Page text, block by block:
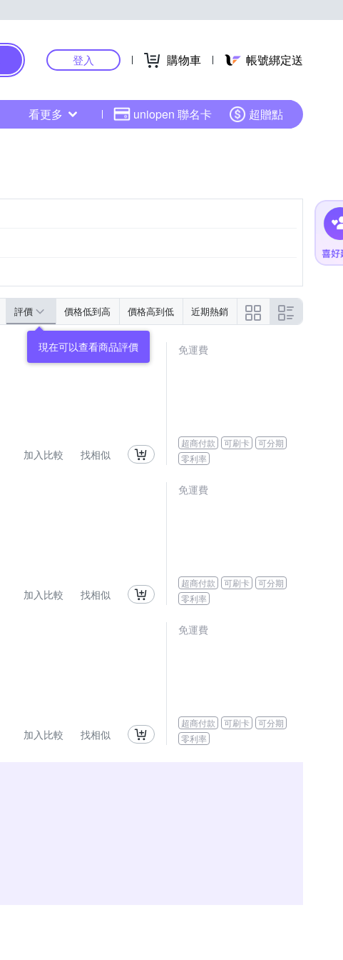
登入 購物車 帳號綁定送
看更多 uniopen 聯名卡 超贈點
評價 價格低到高 價格高到低 近期熱銷
現在可以查看商品評價
加入比較 找相似
免運費
超商付款 可刷卡
可分期
零利率
加入比較 找相似
免運費
超商付款 可刷卡
可分期
零利率
加入比較 找相似
免運費
超商付款 可刷卡
可分期
零利率